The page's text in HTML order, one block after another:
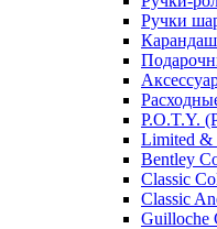
Ручки
P.O.T.Y.
Limited &
Bentley
Classic
Classic
Guilloche